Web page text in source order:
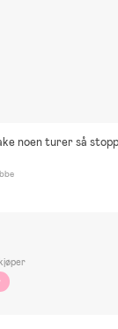
noen turer så